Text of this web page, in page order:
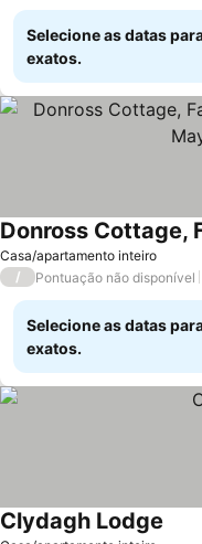
Selecione as datas
exatos.
Casa/apartamento inteiro
Ver preços
/ Pontuação não disponível
Selecione as datas
exatos.
Clydagh Lodge